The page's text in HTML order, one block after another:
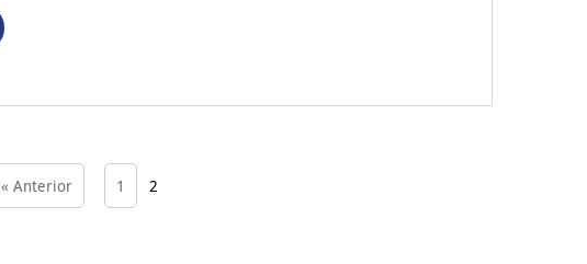
« Anterior 1 2